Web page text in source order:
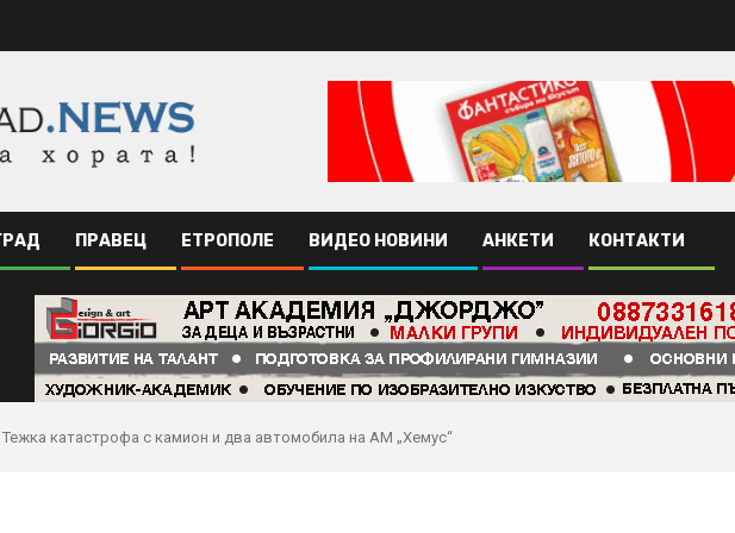
ПРАВЕЦ ЕТРОПОЛЕ ВИДЕО НОВИНИ АНКЕТИ КОНТАКТИ
Тежка катастрофа с камион и два автомобила на АМ „Хемус“